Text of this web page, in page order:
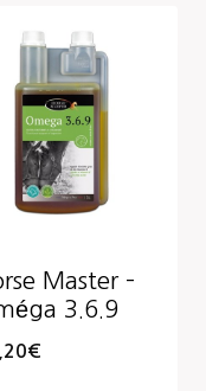
Master –
3.6.9
€